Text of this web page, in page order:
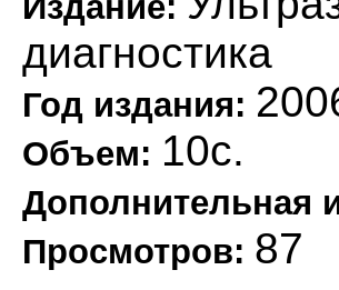
диагностика
Год издания:
Объем: 10с.
Дополнительная
Просмотров: 87